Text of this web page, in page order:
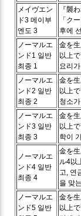
メイヴエン
ド3 메이부
엔도 3
『襲
「ク
후에
ノーマルエ
ンド1 일반
최종 1
金を
以上
요리
ノーマルエ
ンド2 일반
최종 2
金を
以上
청소
ノーマルエ
ンド3 일반
최종 3
金を
以上
학이
ノーマルエ
ンド4 일반
최종 4
金を
ル4以
고, 연
을 맞는
ノーマルエ
ンド5 일반
金を
以上